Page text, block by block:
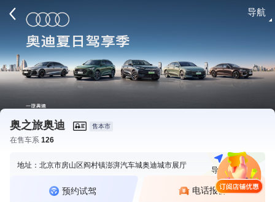
导航
奥之旅奥迪 售本市
在售车系 126
地址：北京市房山区阎村镇澎湃汽车城奥迪城市展厅
导航 电话
预约试驾 电话报价